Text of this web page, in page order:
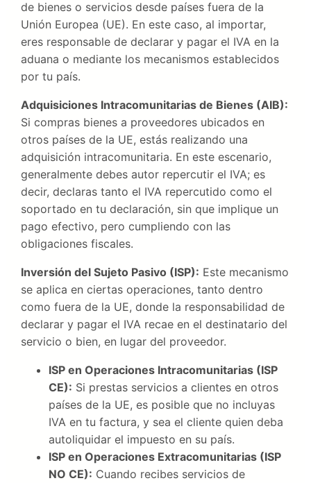
de bienes o servicios desde países fuera de la
Unión Europea (UE). En este caso, al importar,
eres responsable de declarar y pagar el IVA en la
aduana o mediante los mecanismos establecidos
por tu país.
Adquisiciones Intracomunitarias de Bienes (AIB):
Si compras bienes a proveedores ubicados en
otros países de la UE, estás realizando una
adquisición intracomunitaria. En este escenario,
generalmente debes autor repercutir el IVA; es
decir, declaras tanto el IVA repercutido como el
soportado en tu declaración, sin que implique un
pago efectivo, pero cumpliendo con las
obligaciones fiscales.
Inversión del Sujeto Pasivo (ISP): Este mecanismo
se aplica en ciertas operaciones, tanto dentro
como fuera de la UE, donde la responsabilidad de
declarar y pagar el IVA recae en el destinatario del
servicio o bien, en lugar del proveedor.
ISP en Operaciones Intracomunitarias (ISP
CE): Si prestas servicios a clientes en otros
países de la UE, es posible que no incluyas
IVA en tu factura, y sea el cliente quien deba
autoliquidar el impuesto en su país.
ISP en Operaciones Extracomunitarias (ISP
NO CE): Cuando recibes servicios de